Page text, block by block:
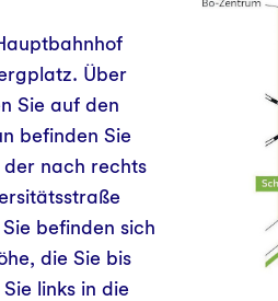
Über
Sie auf den
befinden Sie
nach rechts
befinden sich
die Sie bis
links in die